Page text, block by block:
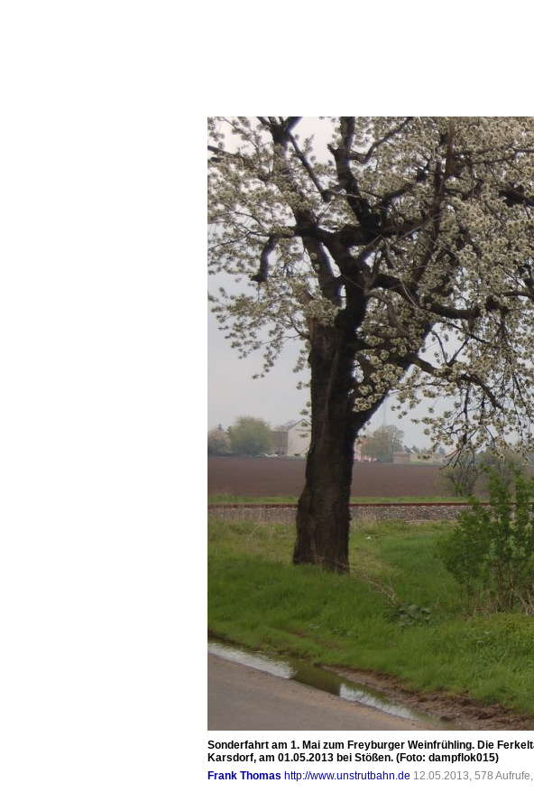
Sonderfahrt am 1. Mai zum Freyburger Weinfrühling. Die
Karsdorf, am 01.05.2013 bei Stößen. (Foto: dampflok015)
Frank Thomas http://www.unstrutbahn.de 12.05.2013, 578